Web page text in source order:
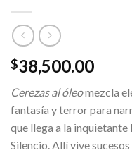
$38,500.00
Cerezas al óleomezcla
fantasía y terror para
que llega a la
Silencio. Allí vive